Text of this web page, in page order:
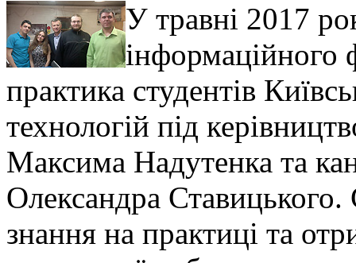
У травні 2017
практика студентів
технологій під
Максима Надутенка та
Олександра Ставицького.
знання на практиці та